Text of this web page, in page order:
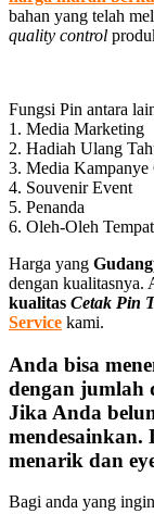
bahan yang telah
quality control
Fungsi Pin antara
1. Media Marketing
2. Hadiah Ulang
3. Media
4. Souvenir Event
5. Penanda
6. Oleh-Oleh
Harga yang
dengan kualitasnya.
kualitas Cetak Pin
Service kami.
Anda bisa
dengan jumlah
Jika Anda
mendesainkan.
menarik dan
Bagi anda yang